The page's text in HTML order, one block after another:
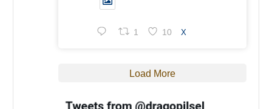
1 10 X
Load More